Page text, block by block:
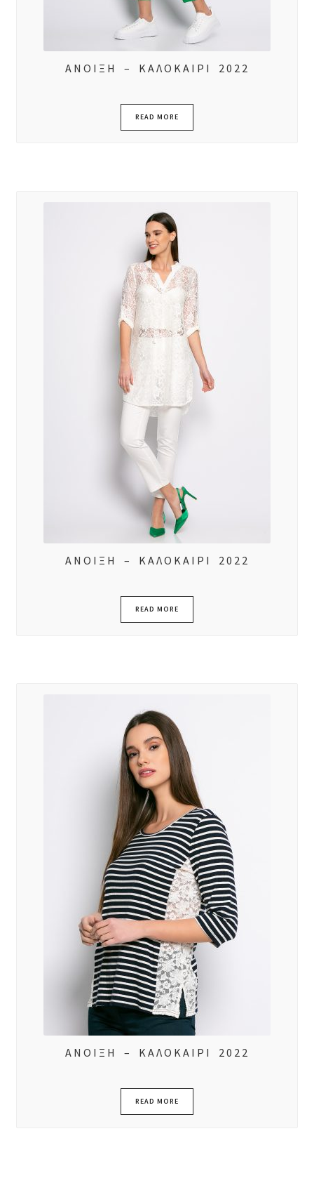
ΑΝΟΙΞΗ – ΚΑΛΟΚΑΙΡΙ 2022
READ MORE
ΑΝΟΙΞΗ – ΚΑΛΟΚΑΙΡΙ 2022
READ MORE
ΑΝΟΙΞΗ – ΚΑΛΟΚΑΙΡΙ 2022
READ MORE